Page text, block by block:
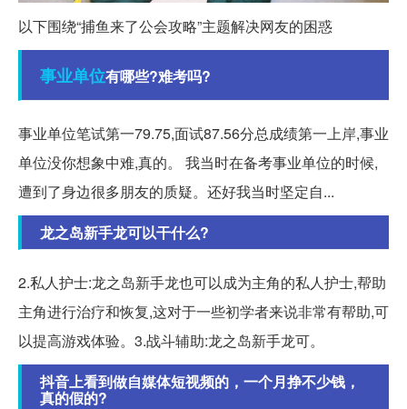
以下围绕“捕鱼来了公会攻略”主题解决网友的困惑
事业单位有哪些?难考吗?
事业单位笔试第一79.75,面试87.56分总成绩第一上岸,事业
单位没你想象中难,真的。 我当时在备考事业单位的时候,
遭到了身边很多朋友的质疑。还好我当时坚定自...
龙之岛新手龙可以干什么?
2.私人护士:龙之岛新手龙也可以成为主角的私人护士,帮助
主角进行治疗和恢复,这对于一些初学者来说非常有帮助,可
以提高游戏体验。3.战斗辅助:龙之岛新手龙可。
抖音上看到做自媒体短视频的，一个月挣不少钱，
真的假的?